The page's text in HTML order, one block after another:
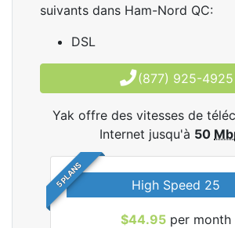
suivants dans Ham-Nord QC:
DSL
(877) 925-4925
Yak offre des vitesses de
Internet jusqu'à 50
5 PLANS High Speed 25
$44.95per month